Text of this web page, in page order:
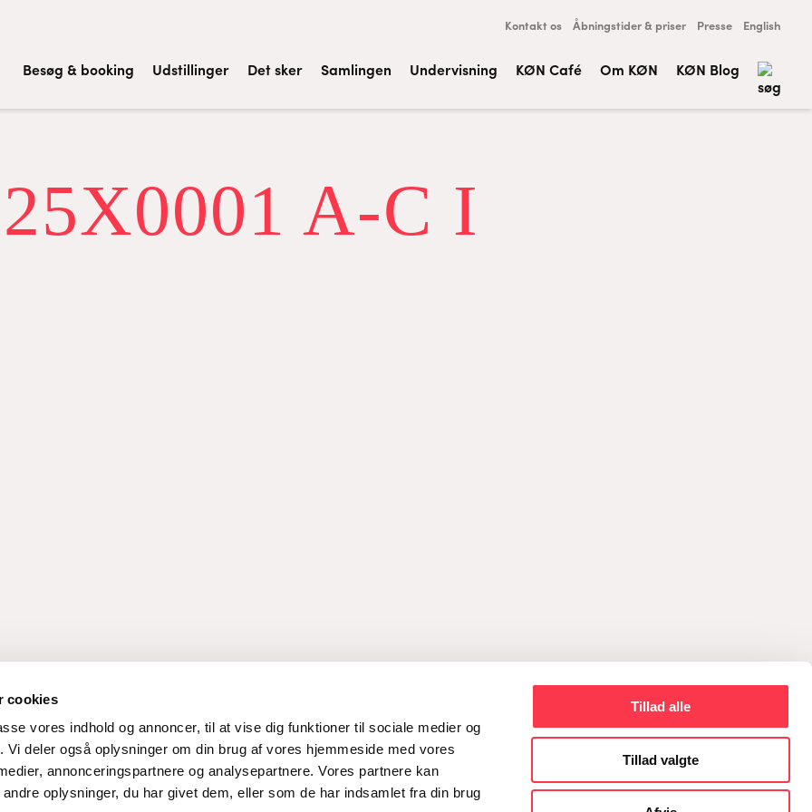
cookies
vores indhold og annoncer, til at vise dig funktioner til sociale medier og
deler også oplysninger om din brug af vores hjemmeside med vores
annonceringspartnere og analysepartnere. Vores partnere kan
oplysninger, du har givet dem, eller som de har indsamlet fra din brug
Tillad alle
Tillad valgte
Kontakt os Åbningstider & priser Presse English
Besøg & booking Udstillinger Det sker Samlingen Undervisning KØN Café Om KØN KØN Blog
A-C I